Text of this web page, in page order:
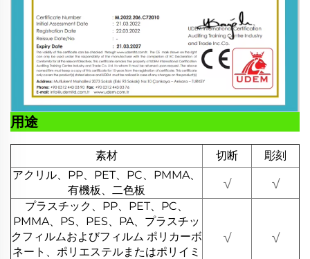
用途
素材 切断
彫刻
アクリル、PP、PET、PC、PMMA、
有機板、二色板
√
√
プラスチック、PP、PET、PC、
PMMA、PS、PES、PA、プラスチッ
クフィルムおよびフィルム ポリカーボ
ネート、ポリエステルまたはポリイミ
√ √